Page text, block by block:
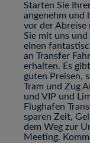
Starten Sie
angenehm und
vor der Abreise
Sie mit uns und
einen
an Transfer
erhalten. Es
guten Preisen,
Tram und Zug
und VIP und
Flughafen
sparen Zeit,
dem Weg zur
Meeting.